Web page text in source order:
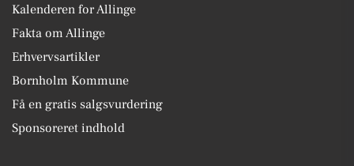
Kalenderen for Allinge
Fakta om Allinge
Erhvervsartikler
Bornholm Kommune
Få en gratis salgsvurdering
Sponsoreret indhold